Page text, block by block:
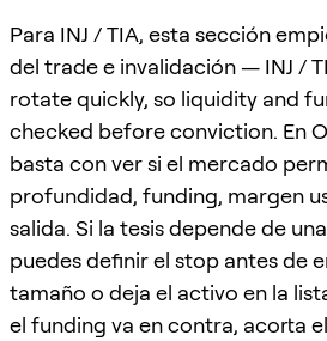
Para INJ / TIA, esta sección
del trade e invalidación — INJ /
rotate quickly, so liquidity and
checked before conviction. En
basta con ver si el mercado
profundidad, funding, margen
salida. Si la tesis depende de
puedes definir el stop antes de
tamaño o deja el activo en la
el funding va en contra, acorta